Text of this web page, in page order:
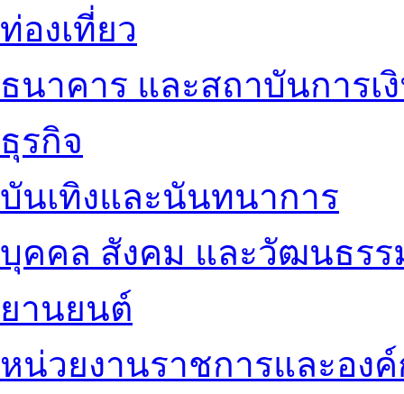
ท่องเที่ยว
ธนาคาร และสถาบันการเ
ธุรกิจ
บันเทิงและนันทนาการ
บุคคล สังคม และวัฒนธรร
ยานยนต์
หน่วยงานราชการและอง